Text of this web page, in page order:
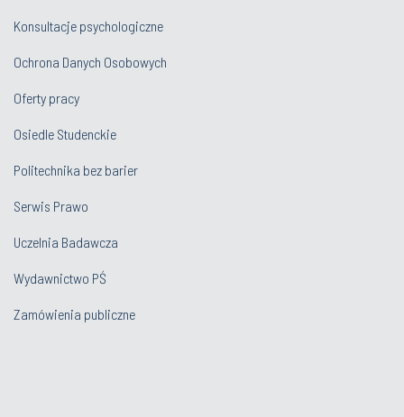
Konsultacje psychologiczne
Ochrona Danych Osobowych
Oferty pracy
Osiedle Studenckie
Politechnika bez barier
Serwis Prawo
Uczelnia Badawcza
Wydawnictwo PŚ
Zamówienia publiczne